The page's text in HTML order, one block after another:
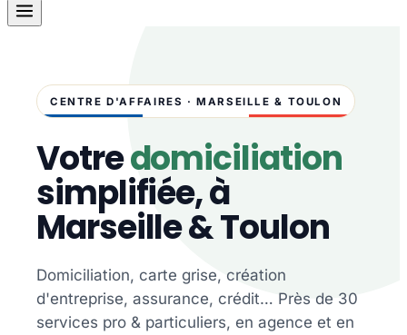
CENTRE D'AFFAIRES · MARSEILLE & TOULON
Votredomiciliation
simplifiée, à
Marseille & Toulon
Domiciliation, carte grise, création
d'entreprise, assurance, crédit… Près de 30
services pro & particuliers, en agence et en